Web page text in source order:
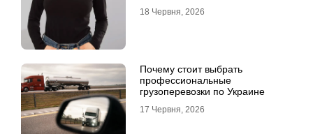
18 Червня, 2026
Почему стоит выбрать
профессиональные
грузоперевозки по Украине
17 Червня, 2026